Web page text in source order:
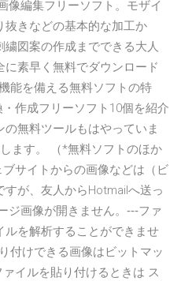
像編集フリーソフト。モザイ
抜きなどの基本的な加工か
図案の作成までできる大人
素早く無料でダウンロード
能を備える無料ソフトの特
作成フリーソフト10個を紹介
無料ツールもはやっていま
ます。 （*無料ソフトのほか
サイトからの画像などは（ビ
が、友人からHotmailへ送っ
画像が開きません。‐‐‐ファ
ルを解析することができませ
付けできる画像はビットマッ
イルを貼り付けるときは ス